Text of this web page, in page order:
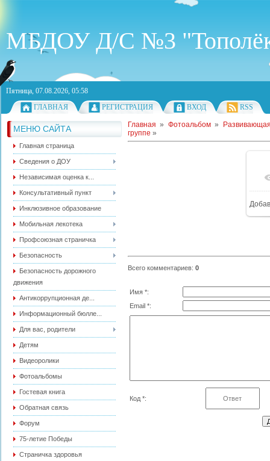
МБДОУ Д/С №3
Пятница, 07.08.2026, 05:58
ГЛАВНАЯ
РЕГИСТРАЦИЯ ВХОД RSS
МЕНЮ САЙТА
Главная страница
Сведения о ДОУ
Независимая оценка к...
Консультативный пункт
Инклюзивное образование
Мобильная лекотека
Профсоюзная страничка
Безопасность
Безопасность дорожного
движения
Антикоррупционная де...
Информационный бюлле...
Для вас, родители
Детям
Видеоролики
Фотоальбомы
Гостевая книга
Обратная связь
Форум
75-летие Победы
Страничка здоровья
Главная » Фотоальбом»
группе »
Всего комментариев: 0
Имя *:
Email *:
Код *: